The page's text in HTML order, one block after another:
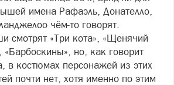
имена Рафаэль, Донателло,
чём-то говорят.
смотрят «Три кота», «Щенячий
«Барбоскины», но, как говорит
в костюмах персонажей из этих
почти нет, хотя именно по этим